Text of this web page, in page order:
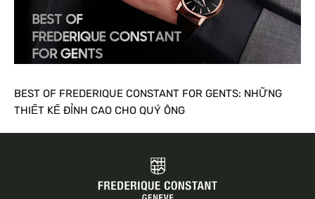
BEST OF FREDERIQUE CONSTANT FOR GENTS: NHỮNG
THIẾT KẾ ĐỈNH CAO CHO QUÝ ÔNG